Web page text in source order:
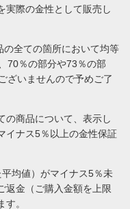
実際の金性として販売し
の全ての箇所において均等
70％の部分や73％の部
ざいませんので予めご了
の商品について、表示し
イナス5％以上の金性保証
均値）がマイナス5％未
返金（ご購入金額を上限
。